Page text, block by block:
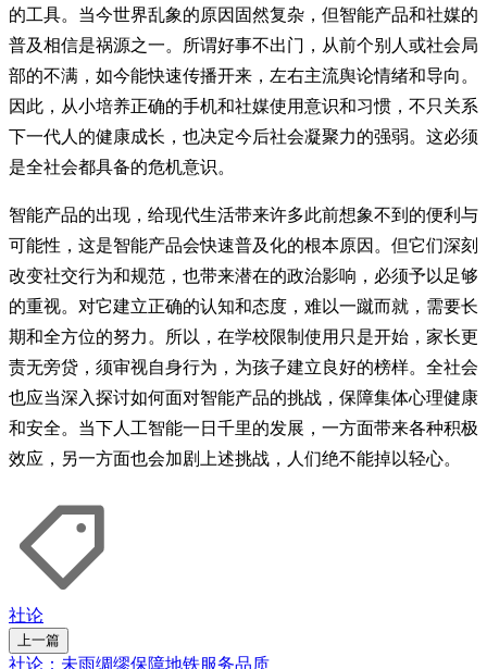
的工具。当今世界乱象的原因固然复杂，但智能产品和社媒的
普及相信是祸源之一。所谓好事不出门，从前个别人或社会局
部的不满，如今能快速传播开来，左右主流舆论情绪和导向。
因此，从小培养正确的手机和社媒使用意识和习惯，不只关系
下一代人的健康成长，也决定今后社会凝聚力的强弱。这必须
是全社会都具备的危机意识。
智能产品的出现，给现代生活带来许多此前想象不到的便利与
可能性，这是智能产品会快速普及化的根本原因。但它们深刻
改变社交行为和规范，也带来潜在的政治影响，必须予以足够
的重视。对它建立正确的认知和态度，难以一蹴而就，需要长
期和全方位的努力。所以，在学校限制使用只是开始，家长更
责无旁贷，须审视自身行为，为孩子建立良好的榜样。全社会
也应当深入探讨如何面对智能产品的挑战，保障集体心理健康
和安全。当下人工智能一日千里的发展，一方面带来各种积极
效应，另一方面也会加剧上述挑战，人们绝不能掉以轻心。
社论
上一篇
社论：未雨绸缪保障地铁服务品质